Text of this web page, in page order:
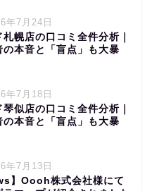
年7月24日
札幌店の口コミ全件分析｜
の本音と「盲点」も大暴
年7月18日
琴似店の口コミ全件分析｜
の本音と「盲点」も大暴
年7月13日
】Oooh株式会社様にて